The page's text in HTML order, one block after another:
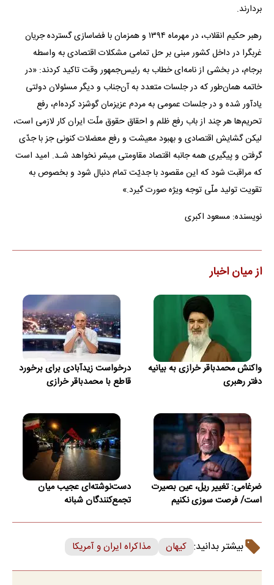
بردارند.
رهبر حکیم انقلاب، در مهرماه ۱۳۹۴ و همزمان با فضاسازی گسترده جریان
غربگرا در داخل کشور مبنی بر حل تمامی مشکلات اقتصادی به واسطه
برجام، در بخشی از نامه‌ای خطاب به رئیس‌جمهور وقت تاکید کردند: «در
خاتمه همان‌طور که در جلسات متعدد به آن‌جناب و دیگر مسئولان دولتی
یادآور شده و در جلسات عمومی به مردم عزیزمان گوشزد کرده‌ام، رفع
تحریم‌ها هر چند از باب رفع ظلم و احقاق حقوق ملّت ایران کار لازمی است،
لیکن گشایش اقتصادی و بهبود معیشت و رفع معضلات کنونی جز با جدّی
گرفتن و پیگیری همه جانبه اقتصاد مقاومتی میسّر نخواهد شـد. امید است
که مراقبت شود که این مقصود با جدیّت تمام دنبال شود و بخصوص به
تقویت تولید ملّی توجه ویژه صورت گیرد.»
نویسنده: مسعود اکبری
از میان اخبار
واکنش محمدباقر خرازی به بیانیه
دفتر رهبری
درخواست زیدآبادی برای برخورد
قاطع با محمدباقر خرازی
ضرغامی: تغییر ریل، عین بصیرت
است/ فرصت سوزی نکنیم
دست‌نوشته‌ای عجیب میان
تجمع‌کنندگان شبانه
بیشتر بدانید: کیهان مذاکراه ایران و آمریکا